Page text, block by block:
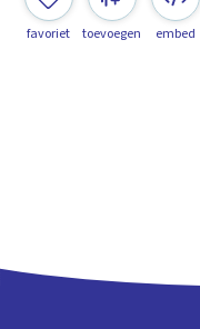
favoriet toevoegen embed